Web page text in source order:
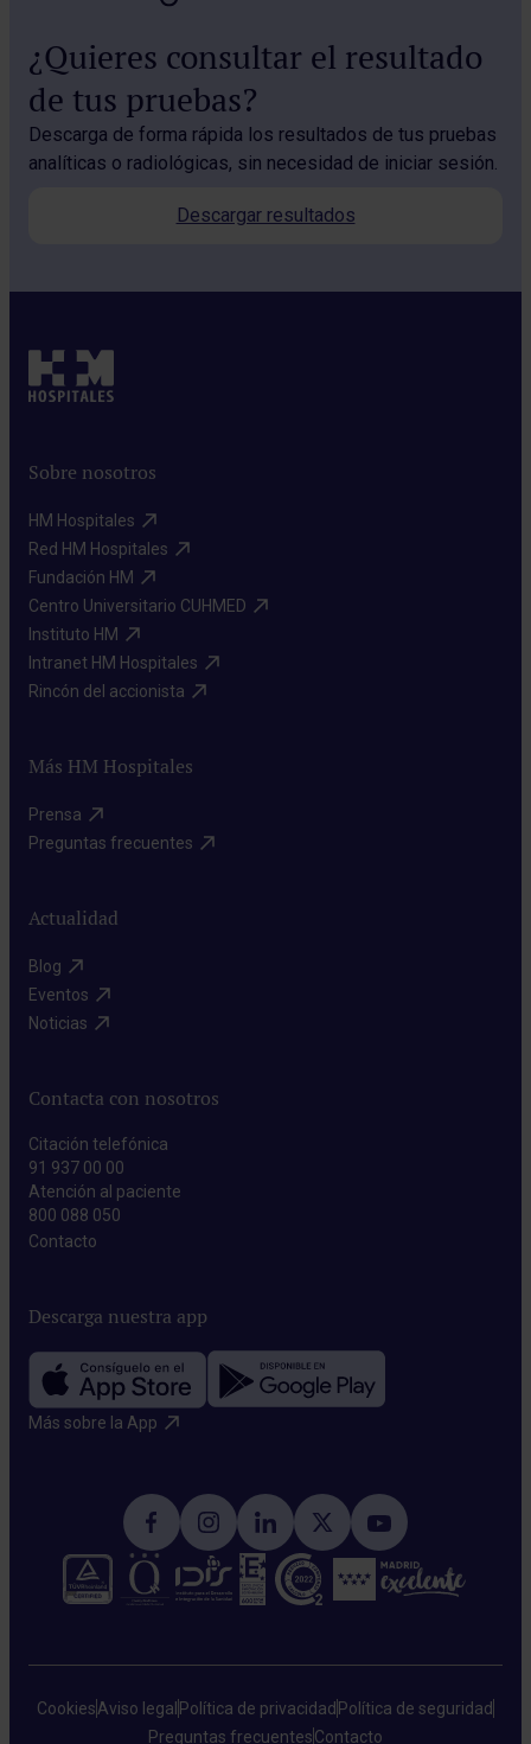
¿Quieres consultar el resultado
de tus pruebas?
Descarga de forma rápida los resultados de tus pruebas
analíticas o radiológicas, sin necesidad de iniciar sesión.
Descargar resultados
Sobre nosotros
HM Hospitales​
Red HM Hospitales​
Fundación HM​
Centro Universitario CUHMED​
Instituto HM​
Intranet HM Hospitales​
Rincón del accionista​
Más HM Hospitales
Prensa​
Preguntas frecuentes​
Actualidad
Blog​
Eventos​
Noticias​
Contacta con nosotros
Citación telefónica
91 937 00 00
Atención al paciente
800 088 050
Contacto​
Descarga nuestra app
Más sobre la App​
CookiesAviso legal Política de privacidad Política de seguridad
Preguntas frecuentesContacto